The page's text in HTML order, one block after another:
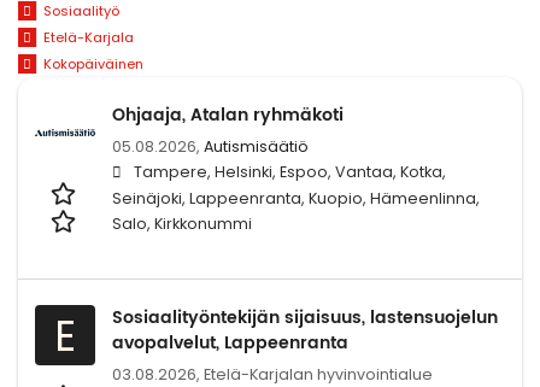
Sosiaalityö
Etelä-Karjala
Kokopäiväinen
Ohjaaja, Atalan ryhmäkoti
05.08.2026, Autismisäätiö
Tampere, Helsinki, Espoo, Vantaa, Kotka,
Seinäjoki, Lappeenranta, Kuopio, Hämeenlinna,
Salo, Kirkkonummi
E
Sosiaalityöntekijän sijaisuus, lastensuojelun
avopalvelut, Lappeenranta
03.08.2026, Etelä-Karjalan hyvinvointialue